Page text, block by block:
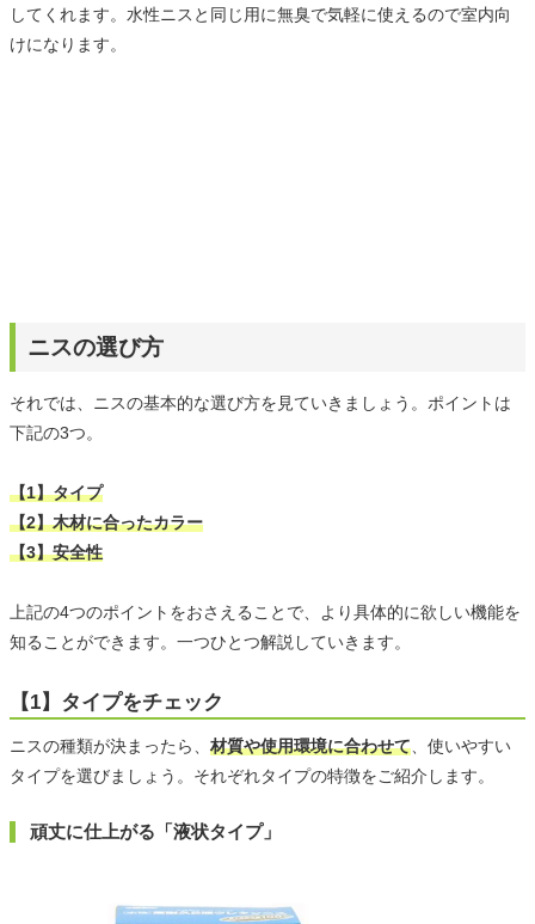
してくれます。水性ニスと同じ用に無臭で気軽に使えるので室内向
けになります。
ニスの選び方
それでは、ニスの基本的な選び方を見ていきましょう。ポイントは
下記の3つ。
【1】タイプ
【2】木材に合ったカラー
【3】安全性
上記の4つのポイントをおさえることで、より具体的に欲しい機能を
知ることができます。一つひとつ解説していきます。
【1】タイプをチェック
ニスの種類が決まったら、 材質や使用環境に合わせて、使いやすい
タイプを選びましょう。それぞれタイプの特徴をご紹介します。
頑丈に仕上がる「液状タイプ」